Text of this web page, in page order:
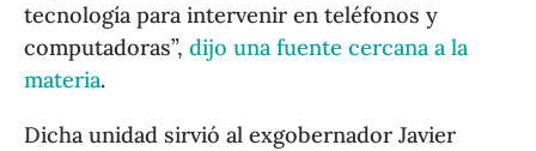
tecnología para intervenir en teléfonos y
computadoras”,dijo una fuente cercana a la
materia.
Dicha unidad sirvió al exgobernador Javier